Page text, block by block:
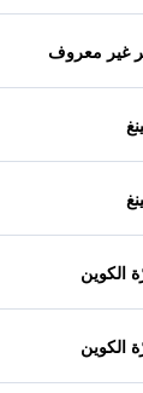
غير معروف